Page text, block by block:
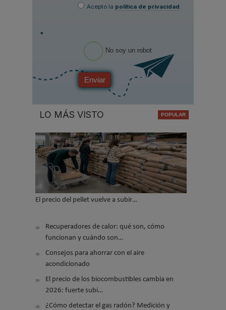
Acepto la política de privacidad.
*
No soy un robot
Enviar
LO MÁS VISTO
El precio del pellet vuelve a subir…
Recuperadores de calor: qué son, cómo
funcionan y cuándo son…
Consejos para ahorrar con el aire
acondicionado
El precio de los biocombustibles cambia en
2026: fuerte subi…
¿Cómo detectar el gas radón? Medición y